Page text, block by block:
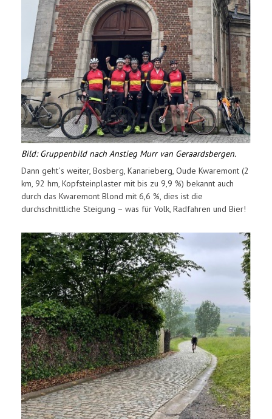
Bild: Gruppenbild nach Anstieg Murr van Geraardsbergen.
Dann geht´s weiter, Bosberg, Kanarieberg, Oude Kwaremont (2
km, 92 hm, Kopfsteinplaster mit bis zu 9,9 %) bekannt auch
durch das Kwaremont Blond mit 6,6 %, dies ist die
durchschnittliche Steigung – was für Volk, Radfahren und Bier!